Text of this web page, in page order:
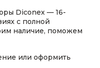
Diconex — 16-
с полной
наличие, поможем
или оформить